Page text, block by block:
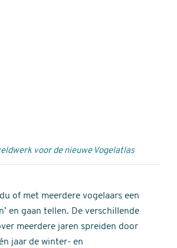
voor de nieuwe Vogelatlas
of met meerdere vogelaars een
en gaan tellen. De verschillende
meerdere jaren spreiden door
jaar de winter- en